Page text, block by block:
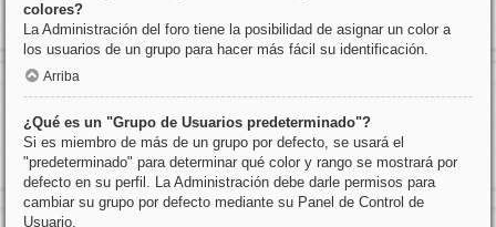
colores?
La Administración del foro tiene la posibilidad de asignar un color a
los usuarios de un grupo para hacer más fácil su identificación.
Arriba
¿Qué es un "Grupo de Usuarios predeterminado"?
Si es miembro de más de un grupo por defecto, se usará el
"predeterminado" para determinar qué color y rango se mostrará por
defecto en su perfil. La Administración debe darle permisos para
cambiar su grupo por defecto mediante su Panel de Control de
Usuario.